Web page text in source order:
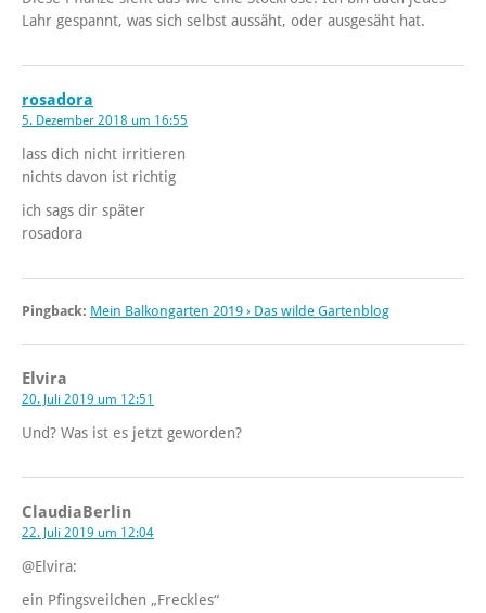
Lahr gespannt, was sich selbst aussäht, oder ausgesäht hat.
rosadora
5. Dezember 2018 um 16:55
lass dich nicht irritieren
nichts davon ist richtig
ich sags dir später
rosadora
Pingback: Mein Balkongarten 2019 › Das wilde Gartenblog
Elvira
20. Juli 2019 um 12:51
Und? Was ist es jetzt geworden?
ClaudiaBerlin
22. Juli 2019 um 12:04
@Elvira:
ein Pfingsveilchen „Freckles“